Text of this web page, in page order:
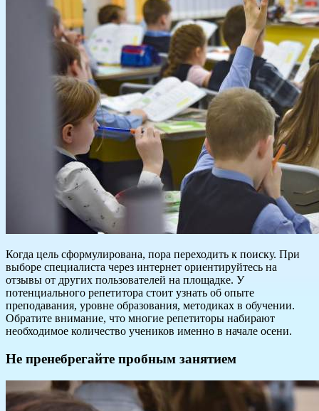
Когда цель сформулирована, пора переходить к поиску. При
выборе специалиста через интернет ориентируйтесь на
отзывы от других пользователей на площадке. У
потенциального репетитора стоит узнать об опыте
преподавания, уровне образования, методиках в обучении.
Обратите внимание, что многие репетиторы набирают
необходимое количество учеников именно в начале осени.
Не пренебрегайте пробным занятием